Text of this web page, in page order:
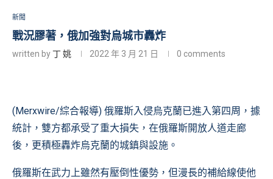
新聞
戰況膠著，俄加強對烏城市轟炸
written by丁 姚 2022 年 3 月 21 日 0 comments
(Merxwire/綜合報導) 俄羅斯入侵烏克蘭已進入第四周，據
統計，雙方都承受了重大損失，在俄羅斯開放人道走廊
後，更積極轟炸烏克蘭的城鎮與設施。
俄羅斯在武力上雖然有壓倒性優勢，但漫長的補給線使他